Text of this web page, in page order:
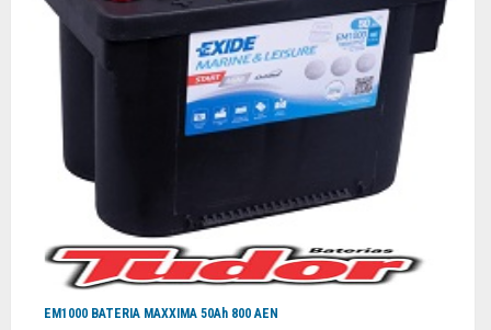
EM1000 BATERIA MAXXIMA 50Ah 800 AEN